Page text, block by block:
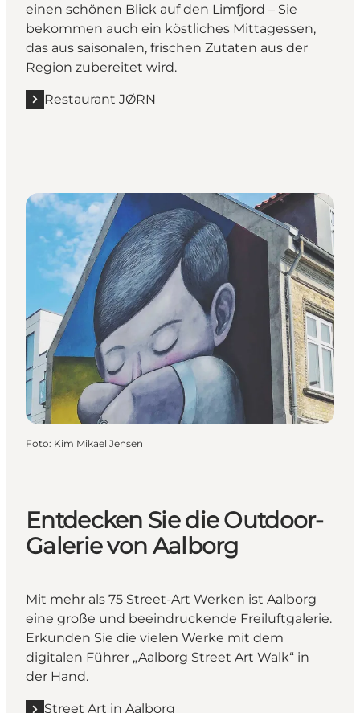
einen schönen Blick auf den Limfjord – Sie
bekommen auch ein köstliches Mittagessen,
das aus saisonalen, frischen Zutaten aus der
Region zubereitet wird.
Restaurant JØRN
Foto: Kim Mikael Jensen
Entdecken Sie die Outdoor-
Galerie von Aalborg
Mit mehr als 75 Street-Art Werken ist Aalborg
eine große und beeindruckende Freiluftgalerie.
Erkunden Sie die vielen Werke mit dem
digitalen Führer „Aalborg Street Art Walk“ in
der Hand.
Street Art in Aalborg